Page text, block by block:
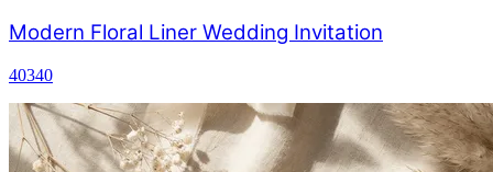
Modern Floral Liner Wedding Invitation
40340